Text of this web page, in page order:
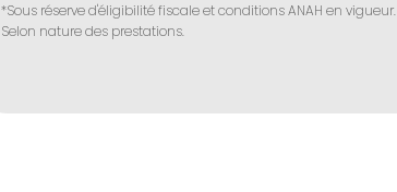
*Sous réserve d'éligibilité fiscale et conditions ANAH en vigueur.
Selon nature des prestations.